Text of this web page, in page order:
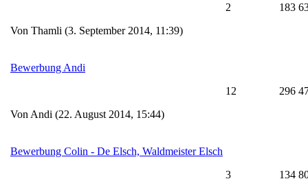
Von Thamli (3. September 2014, 11:39)
2 183
Bewerbung Andi
Von Andi (22. August 2014, 15:44)
12 296
Bewerbung Colin - De Elsch, Waldmeister Elsch
3 134